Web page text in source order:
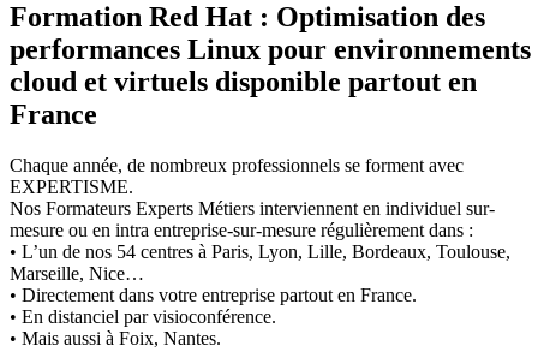
Formation Red Hat : Optimisation des
performances Linux pour environnements
cloud et virtuels disponible partout en
France
Chaque année, de nombreux professionnels se forment avec
EXPERTISME.
Nos Formateurs Experts Métiers interviennent en individuel sur-
mesure ou en intra entreprise-sur-mesure régulièrement dans :
• L’un de nos 54 centres à Paris, Lyon, Lille, Bordeaux, Toulouse,
Marseille, Nice…
• Directement dans votre entreprise partout en France.
• En distanciel par visioconférence.
• Mais aussi à Foix, Nantes.